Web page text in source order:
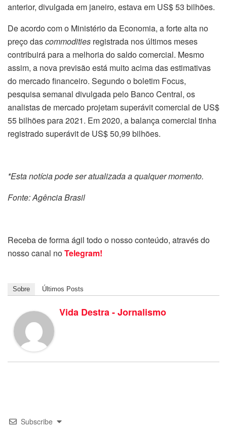
anterior, divulgada em janeiro, estava em US$ 53 bilhões.
De acordo com o Ministério da Economia, a forte alta no
preço dascommodities registrada nos últimos meses
contribuirá para a melhoria do saldo comercial. Mesmo
assim, a nova previsão está muito acima das estimativas
do mercado financeiro. Segundo o boletim Focus,
pesquisa semanal divulgada pelo Banco Central, os
analistas de mercado projetam superávit comercial de US$
55 bilhões para 2021. Em 2020, a balança comercial tinha
registrado superávit de US$ 50,99 bilhões.
*Esta notícia pode ser atualizada a qualquer momento.
Fonte: Agência Brasil
Receba de forma ágil todo o nosso conteúdo, através do
nosso canal noTelegram!
Sobre Últimos Posts
Vida Destra - Jornalismo
Subscribe